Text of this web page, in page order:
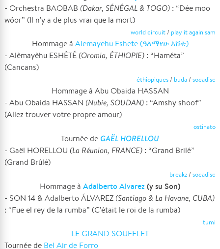
- Orchestra BAOBAB (Dakar, SÉNÉGAL & TOGO) : “Dée moo
wóor” (Il n'y a de plus vrai que la mort)
world circuit/ play it again sam
Hommage à Alemayehu Eshete (ዓለማየሁ እሸቴ)
- Alèmayèhu ESHÈTÉ (Oromia, ÉTHIOPIE) : “Haméta”
(Cancans)
éthiopiques/ buda/ socadisc
Hommage à Abu Obaida HASSAN
- Abu Obaida HASSAN (Nubie, SOUDAN) : “Amshy shoof”
(Allez trouver votre propre amour)
ostinato
Tournée de GAËL HORELLOU
- Gaël HORELLOU (La Réunion, FRANCE) : “Grand Brilé”
(Grand Brûlé)
breakz/ socadisc
Hommage à Adalberto Alvarez (y su Son)
- SON 14 & Adalberto ÁLVAREZ (Santiago & La Havane, CUBA)
: “Fue el rey de la rumba” (C'était le roi de la rumba)
tumi
LE GRAND SOUFFLET
Tournée de Bel Air de Forro